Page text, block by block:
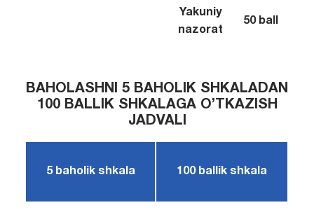
Yakuniy
nazorat
50 ball
BAHOLASHNI 5 BAHOLIK SHKALADAN
100 BALLIK SHKALAGA O’TKAZISH
JADVALI
5 baholik shkala 100 ballik shkala